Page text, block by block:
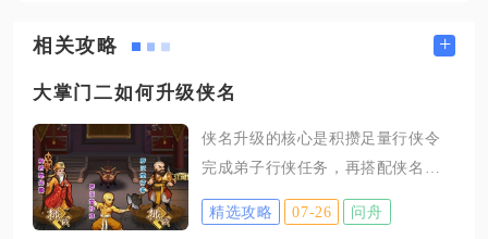
相关攻略 +
大掌门二如何升级侠名
侠名升级的核心是积攒足量行侠令
完成弟子行侠任务，再搭配侠名令
完成晋升，同时稳定囤积各类专属
养成道具，打通日常资源渠道就能
精选攻略 07-26 问舟